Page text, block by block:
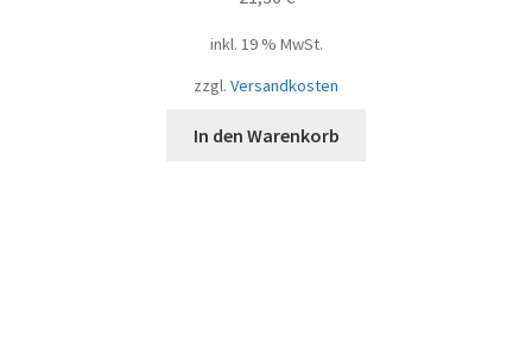
inkl. 19 % MwSt.
zzgl. Versandkosten
In den Warenkorb